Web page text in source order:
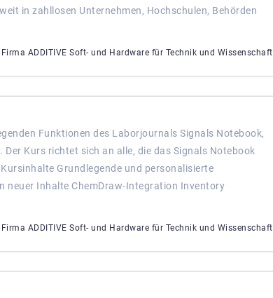
in zahllosen Unternehmen, Hochschulen, Behörden
Firma ADDITIVE Soft- und Hardware für Technik und Wissenschaft
Funktionen des Laborjournals Signals Notebook,
Kurs richtet sich an alle, die das Signals Notebook
Grundlegende und personalisierte
neuer Inhalte ChemDraw-Integration Inventory
Firma ADDITIVE Soft- und Hardware für Technik und Wissenschaft